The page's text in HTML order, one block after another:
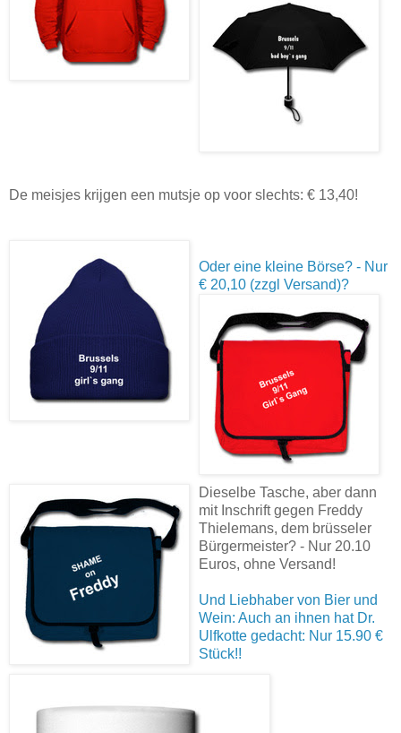
De meisjes krijgen een mutsje op voor slechts: € 13,40!
Oder eine kleine Börse? - Nur
€ 20,10 (zzgl Versand)?
Dieselbe Tasche, aber dann
mit Inschrift gegen Freddy
Thielemans, dem brüsseler
Bürgermeister? - Nur 20.10
Euros, ohne Versand!
Und Liebhaber von Bier und
Wein: Auch an ihnen hat Dr.
Ulfkotte gedacht: Nur 15.90 €
Stück!!